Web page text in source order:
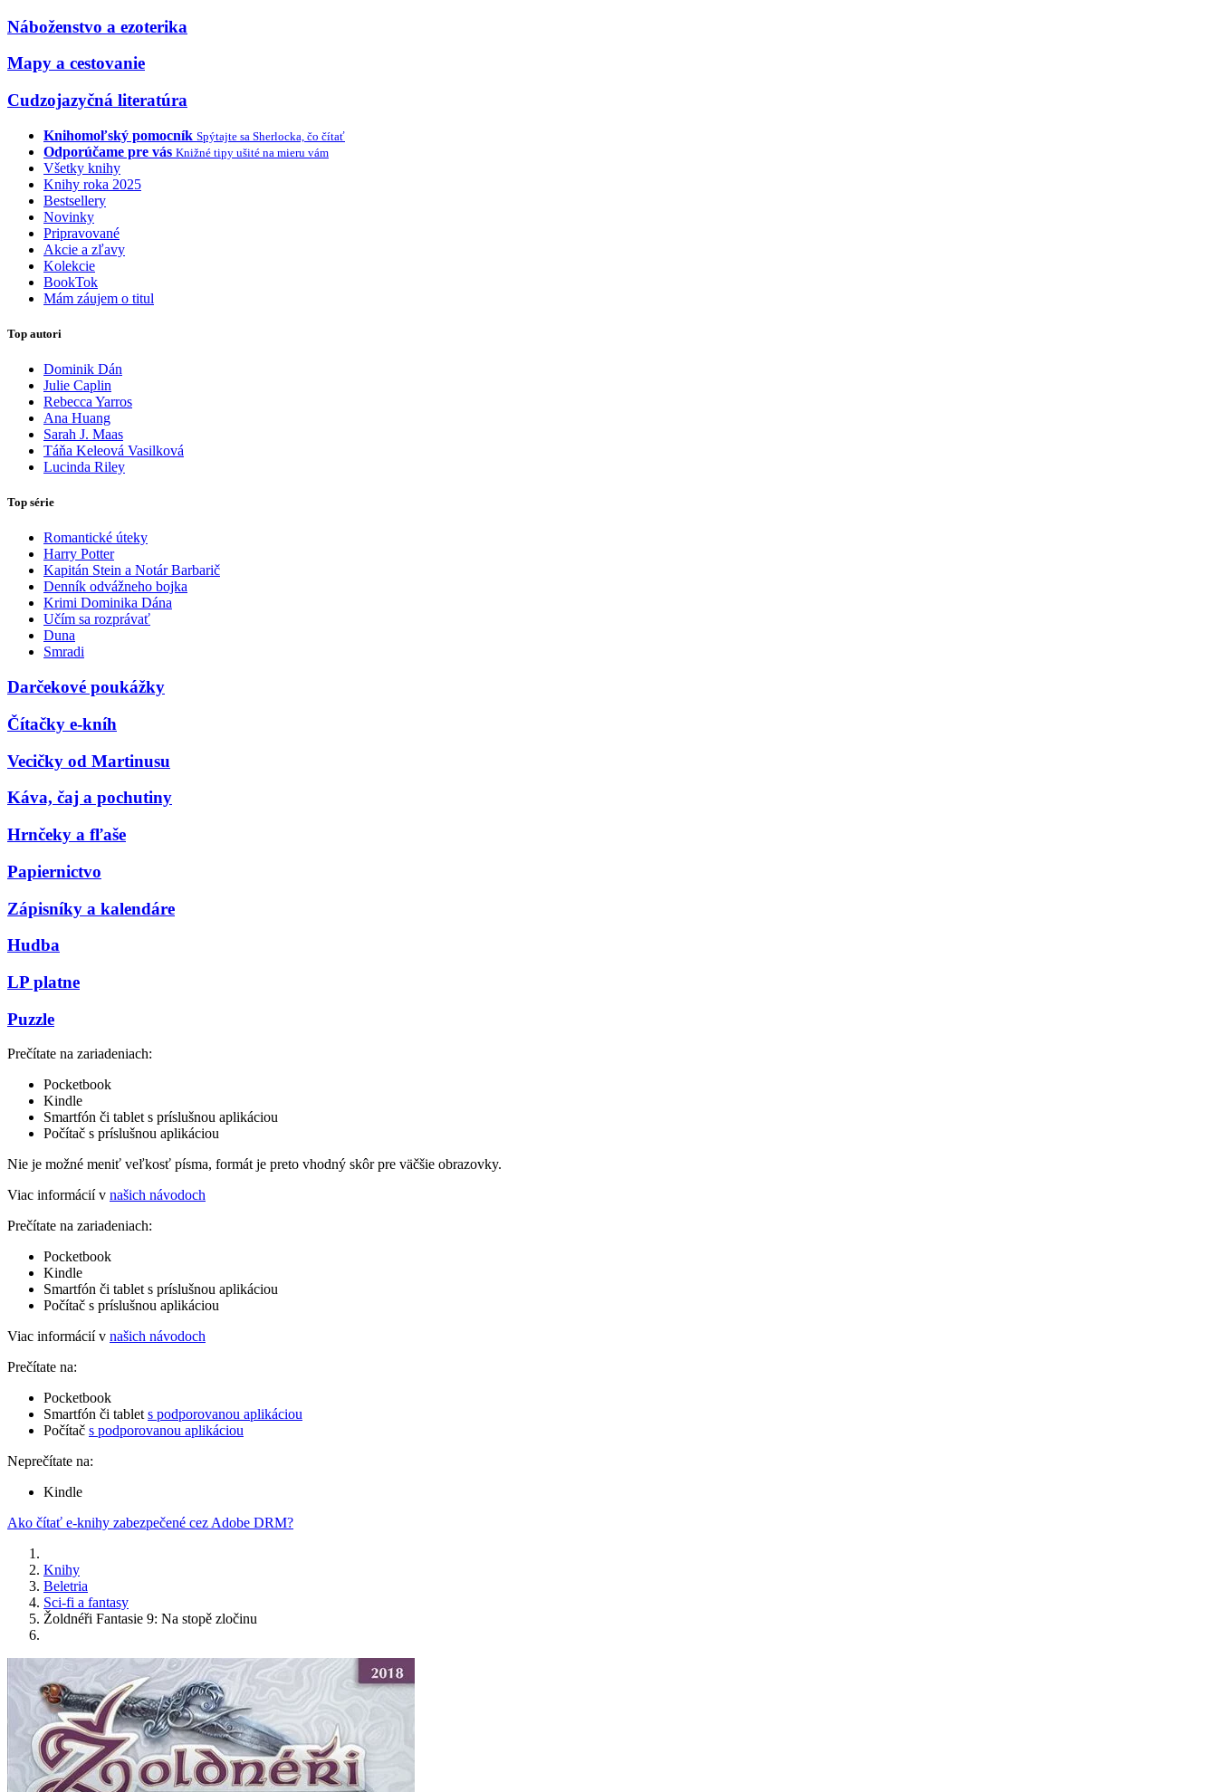
Náboženstvo a ezoterika
Mapy a cestovanie
Cudzojazyčná literatúra
Knihomoľský pomocník Spýtajte sa Sherlocka, čo čítať
Odporúčame pre vás Knižné tipy ušité na mieru vám
Všetky knihy
Knihy roka 2025
Bestsellery
Novinky
Pripravované
Akcie a zľavy
Kolekcie
BookTok
Mám záujem o titul
Top autori
Dominik Dán
Julie Caplin
Rebecca Yarros
Ana Huang
Sarah J. Maas
Táňa Keleová Vasilková
Lucinda Riley
Top série
Romantické úteky
Harry Potter
Kapitán Stein a Notár Barbarič
Denník odvážneho bojka
Krimi Dominika Dána
Učím sa rozprávať
Duna
Smradi
Darčekové poukážky
Čítačky e-kníh
Vecičky od Martinusu
Káva, čaj a pochutiny
Hrnčeky a fľaše
Papiernictvo
Zápisníky a kalendáre
Hudba
LP platne
Puzzle
Prečítate na zariadeniach:
Pocketbook
Kindle
Smartfón či tablet s príslušnou aplikáciou
Počítač s príslušnou aplikáciou
Nie je možné meniť veľkosť písma, formát je preto vhodný skôr pre väčšie obrazovky.
Viac informácií v našich návodoch
Prečítate na zariadeniach:
Pocketbook
Kindle
Smartfón či tablet s príslušnou aplikáciou
Počítač s príslušnou aplikáciou
Viac informácií v našich návodoch
Prečítate na:
Pocketbook
Smartfón či tablet s podporovanou aplikáciou
Počítač s podporovanou aplikáciou
Neprečítate na:
Kindle
Ako čítať e-knihy zabezpečené cez Adobe DRM?
Knihy
Beletria
Sci-fi a fantasy
Žoldnéři Fantasie 9: Na stopě zločinu